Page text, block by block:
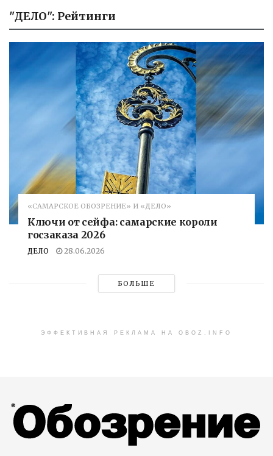
"ДЕЛО": Рейтинги
«САМАРСКОЕ ОБОЗРЕНИЕ» И «ДЕЛО»
Ключи от сейфа: самарские короли
госзаказа 2026
ДЕЛО 28.06.2026
БОЛЬШЕ
ЭФФЕКТИВНАЯ РЕКЛАМА НА OBOZ.INFO